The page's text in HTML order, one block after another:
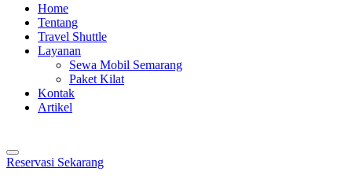
Home
Tentang
Travel Shuttle
Layanan
Sewa Mobil Semarang
Paket Kilat
Kontak
Artikel
Reservasi Sekarang